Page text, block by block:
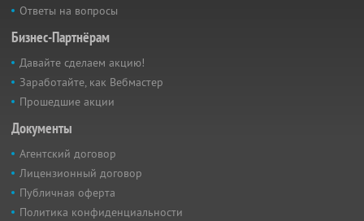
Ответы на вопросы
Бизнес-Партнёрам
Давайте сделаем акцию!
Заработайте, как Вебмастер
Прошедшие акции
Документы
Агентский договор
Лицензионный договор
Публичная оферта
Политика конфиденциальности